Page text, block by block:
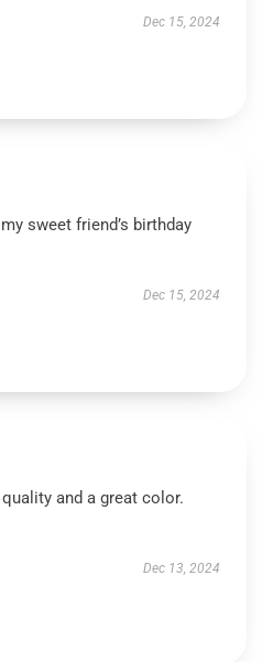
Dec 15, 2024
sweet friend’s birthday
Dec 15, 2024
and a great color.
Dec 13, 2024